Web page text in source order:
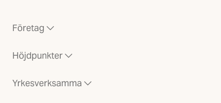
Företag
Höjdpunkter
Yrkesverksamma